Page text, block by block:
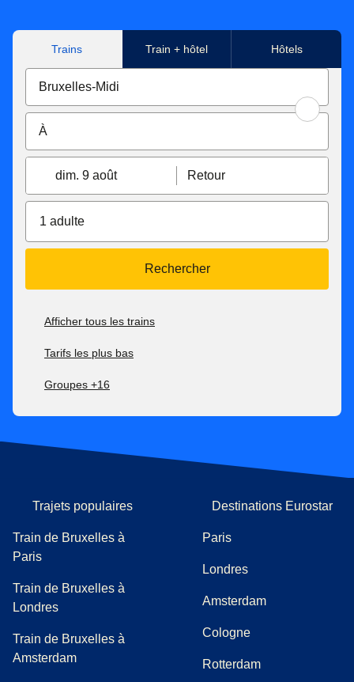
Trains Train + hôtel Hôtels
dim. 9 août Retour
1 adulte
Rechercher
Afficher tous les trains
Tarifs les plus bas
Groupes +16
Trajets populaires
Train de Bruxelles à
Paris
Train de Bruxelles à
Londres
Train de Bruxelles à
Amsterdam
Destinations Eurostar
Paris
Londres
Amsterdam
Cologne
Rotterdam